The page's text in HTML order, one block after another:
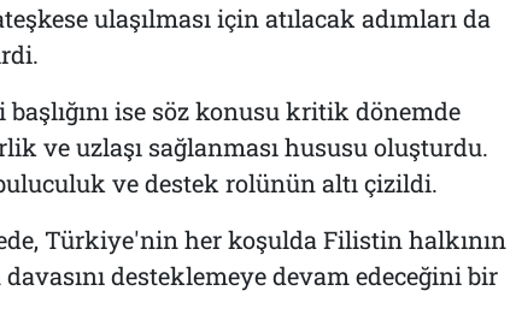
ulaşılması için atılacak adımları da
ise söz konusu kritik dönemde
ve uzlaşı sağlanması hususu oluşturdu.
ve destek rolünün altı çizildi.
Türkiye'nin her koşulda Filistin halkının
desteklemeye devam edeceğini bir